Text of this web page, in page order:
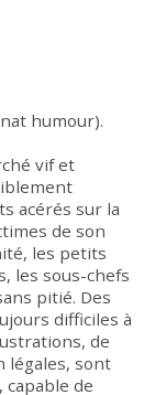
humour).
vif et
acérés sur la
de son
les petits
les sous-chefs
pitié. Des
difficiles à
de
légales, sont
de